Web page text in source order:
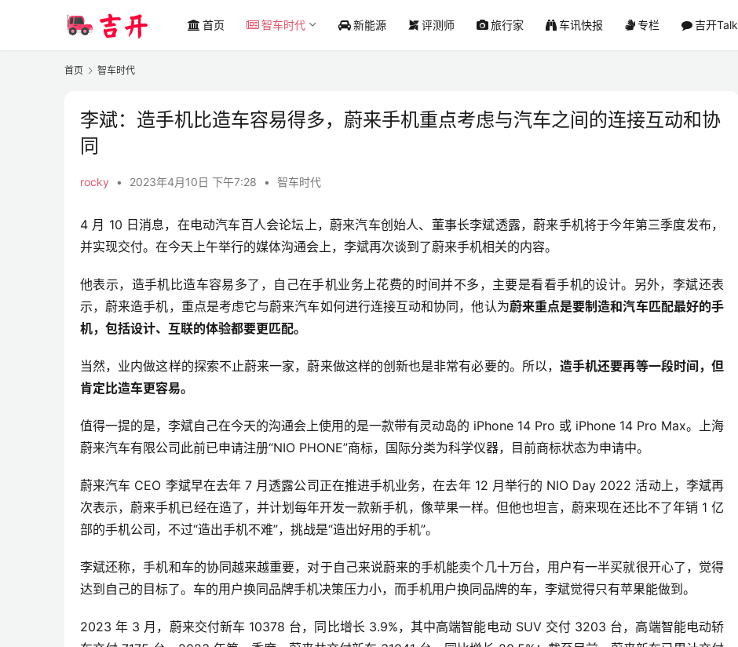
首页 智车时代 新能源 评测师 旅行家 车讯快报 专栏 吉开Talk
首页 智车时代
李斌：造手机比造车容易得多，蔚来手机重点考虑与汽车之间的连接互动和协
同
rocky • 2023年4月10日 下午7:28 • 智车时代
4 月 10 日消息，在电动汽车百人会论坛上，蔚来汽车创始人、董事长李斌透露， 蔚来手机将于今年第三季度发布，
并实现交付。在今天上午举行的媒体沟通会上，李斌再次谈到了蔚来手机相关的内容。
他表示，造手机比造车容易多了，自己在手机业务上花费的时间并不多，主要是看看手机的设计。另外，李斌还表
示，蔚来造手机，重点是考虑它与蔚来汽车如何进行连接互动和协同，他认为蔚来重点是要制造和汽车匹配最好的手
机，包括设计、互联的体验都要更匹配。
当然，业内做这样的探索不止蔚来一家，蔚来做这样的创新也是非常有必要的。所以，造手机还要再等一段时间，但
肯定比造车更容易。
值得一提的是，李斌自己在今天的沟通会上使用的是一款带有灵动岛的 iPhone 14 Pro 或 iPhone 14 Pro Max。上海
蔚来汽车有限公司此前已申请注册“NIO PHONE”商标，国际分类为科学仪器，目前商标状态为申请中。
蔚来汽车 CEO 李斌早在去年 7 月透露公司正在推进手机业务，在去年 12 月举行的 NIO Day 2022 活动上，李斌再
次表示，蔚来手机已经在造了， 并计划每年开发一款新手机，像苹果一样。但他也坦言，蔚来现在还比不了年销 1 亿
部的手机公司，不过“造出手机不难”，挑战是“造出好用的手机”。
李斌还称，手机和车的协同越来越重要，对于自己来说蔚来的手机能卖个几十万台，用户有一半买就很开心了，觉得
达到自己的目标了。车的用户换同品牌手机决策压力小，而手机用户换同品牌的车，李斌觉得只有苹果能做到。
2023 年 3 月，蔚来交付新车 10378 台，同比增长 3.9%，其中高端智能电动 SUV 交付 3203 台，高端智能电动轿